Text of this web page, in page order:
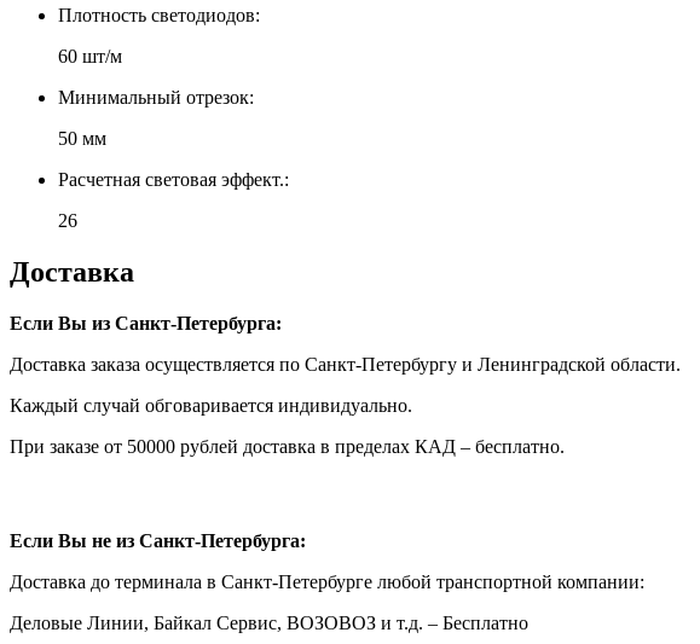
Плотность светодиодов:
60 шт/м
Минимальный отрезок:
50 мм
Расчетная световая эффект.:
26
Доставка
Если Вы из Санкт-Петербурга:
Доставка заказа осуществляется по Санкт-Петербургу и Ленинградской области.
Каждый случай обговаривается индивидуально.
При заказе от 50000 рублей доставка в пределах КАД – бесплатно.
Если Вы не из Санкт-Петербурга:
Доставка до терминала в Санкт-Петербурге любой транспортной компании:
Деловые Линии, Байкал Сервис, ВОЗОВОЗ и т.д. – Бесплатно